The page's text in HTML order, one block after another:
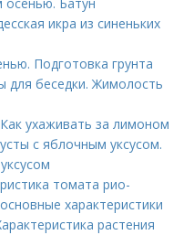
икра из синеньких
Подготовка грунта
для беседки. Жимолость
ухаживать за лимоном
с яблочным уксусом.
томата рио-
характеристики
растения